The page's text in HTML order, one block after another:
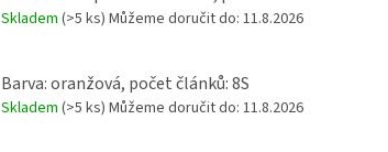
Skladem (>5 ks) Můžeme doručit do: 11.8.2026
Barva: oranžová, počet článků: 8S
Skladem (>5 ks) Můžeme doručit do: 11.8.2026